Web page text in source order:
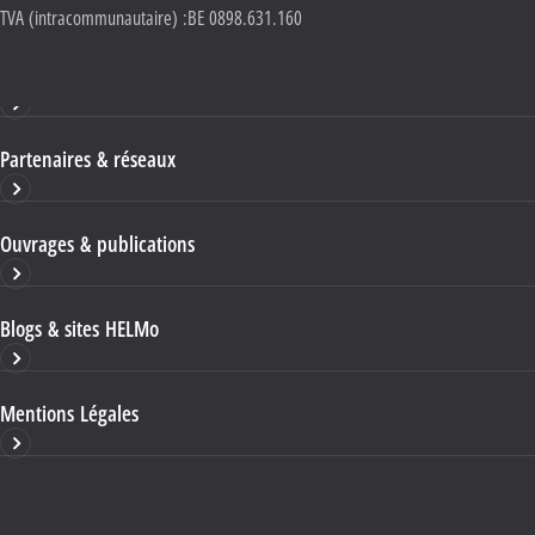
TVA (intracommunautaire) :BE 0898.631.160
Partenaires & réseaux
Ouvrages & publications
Blogs & sites HELMo
Mentions Légales